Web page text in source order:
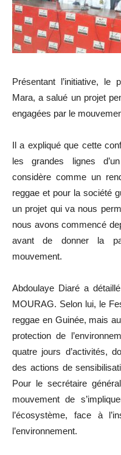
Présentant l’initiative, le
Mara, a salué un projet
engagées par le
Il a expliqué que cette
les grandes lignes
considère comme un
reggae et pour la société
un projet qui va nous
nous avons commencé
avant de donner la
mouvement.
Abdoulaye Diaré a
MOURAG. Selon lui, le
reggae en Guinée, mais
protection de
quatre jours d’activités,
des actions de
Pour le secrétaire
mouvement de
l’écosystème, face à
l’environnement.